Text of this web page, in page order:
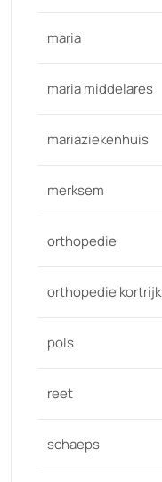
maria
maria middelares
mariaziekenhuis
merksem
orthopedie
orthopedie kortrijk
pols
reet
schaeps